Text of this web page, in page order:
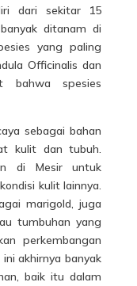
dari sekitar 15
ditanam di
yang paling
Officinalis dan
bahwa spesies
sebagai bahan
kulit dantubuh.
di Mesir untuk
kulit lainnya.
marigold, juga
tumbuhan yang
perkembangan
akhirnya banyak
baik itu dalam